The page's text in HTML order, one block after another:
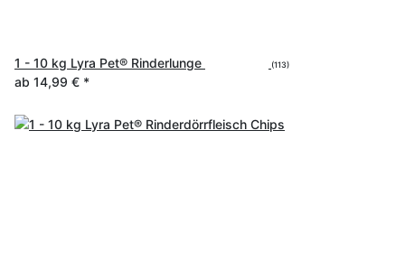
1 - 10 kg Lyra Pet® Rinderlunge (113)
ab 14,99 € *